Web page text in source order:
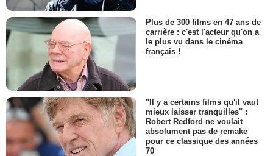
Plus de 300 films en 47 ans de
carrière : c'est l'acteur qu'on a
le plus vu dans le cinéma
français !
"Il y a certains films qu'il vaut
mieux laisser tranquilles" :
Robert Redford ne voulait
absolument pas de remake
pour ce classique des années
70